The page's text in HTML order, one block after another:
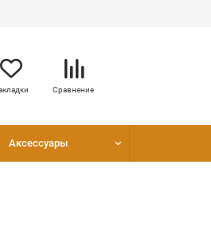
Сравнение
Аксессуары